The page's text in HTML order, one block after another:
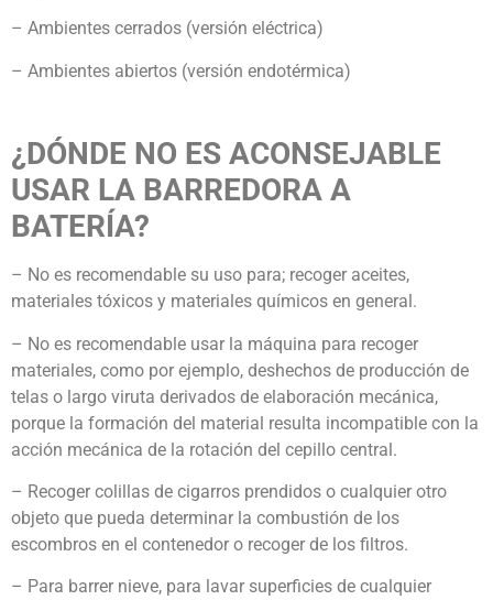
– Ambientes cerrados (versión eléctrica)
– Ambientes abiertos (versión endotérmica)
¿DÓNDE NO ES ACONSEJABLE
USAR LA BARREDORA A
BATERÍA?
– No es recomendable su uso para; recoger aceites,
materiales tóxicos y materiales químicos en general.
– No es recomendable usar la máquina para recoger
materiales, como por ejemplo, deshechos de producción de
telas o largo viruta derivados de elaboración mecánica,
porque la formación del material resulta incompatible con la
acción mecánica de la rotación del cepillo central.
– Recoger colillas de cigarros prendidos o cualquier otro
objeto que pueda determinar la combustión de los
escombros en el contenedor o recoger de los filtros.
– Para barrer nieve, para lavar superficies de cualquier